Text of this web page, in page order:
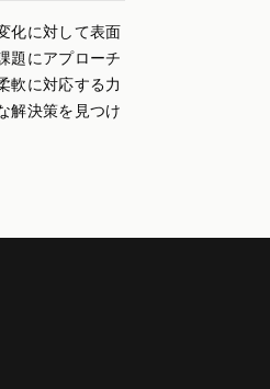
化に対して表面
題にアプローチ
軟に対応する力
解決策を見つけ